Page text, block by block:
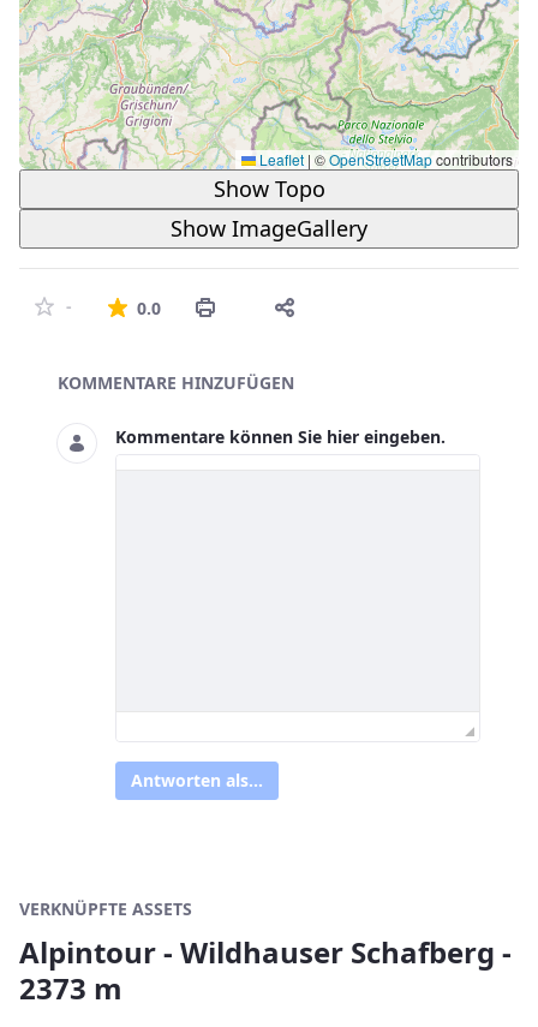
Leaflet | ©OpenStreetMapcontributors
Show Topo
Show ImageGallery
- 0.0Die durchschnittliche Bewertung ist
Asset-Herausgeber
KOMMENTARE HINZUFÜGEN
Kommentare können Sie hier eingeben.
Antworten als...
VERKNÜPFTE ASSETS
Alpintour - Wildhauser Schafberg -
2373 m